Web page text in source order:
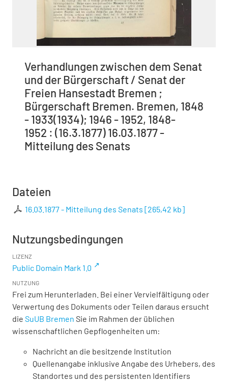
Verhandlungen zwischen dem Senat
und der Bürgerschaft / Senat der
Freien Hansestadt Bremen ;
Bürgerschaft Bremen. Bremen, 1848
- 1933(1934); 1946 - 1952, 1848-
1952 : (16.3.1877) 16.03.1877 -
Mitteilung des Senats
Dateien
16.03.1877 - Mitteilung des Senats [265,42 kb]
Nutzungsbedingungen
LIZENZ
Public Domain Mark 1.0
NUTZUNG
Frei zum Herunterladen. Bei einer Vervielfältigung oder
Verwertung des Dokuments oder Teilen daraus ersucht
die SuUB Bremen Sie im Rahmen der üblichen
wissenschaftlichen Gepflogenheiten um:
Nachricht an die besitzende Institution
Quellenangabe inklusive Angabe des Urhebers, des
Standortes und des persistenten Identifiers